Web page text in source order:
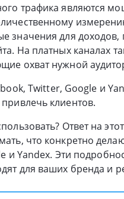
трафика являются
значения для
На платных каналах
охват нужной
Twitter, Google и
клиентов.
Ответ на
что конкретно
и Yandex. Эти
для ваших бренда и